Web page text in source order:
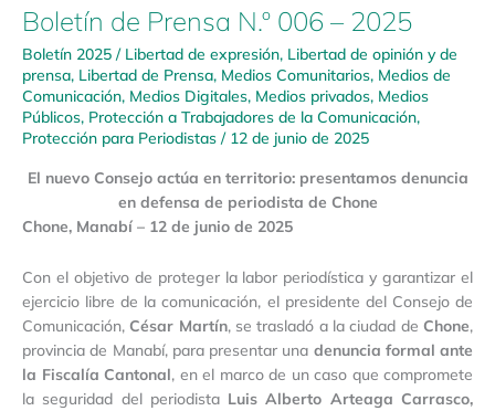
Boletín de Prensa N.º 006 – 2025
Boletín 2025 / Libertad de expresión, Libertad de opinión y de
prensa, Libertad de Prensa, Medios Comunitarios, Medios de
Comunicación, Medios Digitales, Medios privados, Medios
Públicos, Protección a Trabajadores de la Comunicación,
Protección para Periodistas / 12 de junio de 2025
El nuevo Consejo actúa en territorio: presentamos denuncia
en defensa de periodista de Chone
Chone, Manabí – 12 de junio de 2025
Con el objetivo de proteger la labor periodística y garantizar el
ejercicio libre de la comunicación, el presidente del Consejo de
Comunicación,César Martín, se trasladó a la ciudad deChone,
provincia de Manabí, para presentar una denuncia formal ante
la Fiscalía Cantonal, en el marco de un caso que compromete
la seguridad del periodista Luis Alberto Arteaga Carrasco,